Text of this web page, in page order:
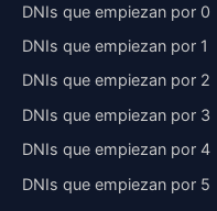
DNIs que empiezan por 0
DNIs que empiezan por 1
DNIs que empiezan por 2
DNIs que empiezan por 3
DNIs que empiezan por 4
DNIs que empiezan por 5